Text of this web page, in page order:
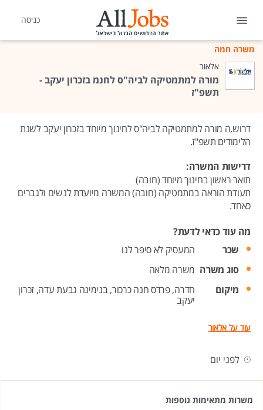
כניסה
משרה חמה
אלאור
מורה למתמטיקה לביה"ס לחנמ בזכרון יעקב -
תשפ"ז
דרוש.ה מורה למתמטיקה לביה"ס לחינוך מיוחד בזכרון יעקב לשנת
הלימודים תשפ"ז.
דרישות המשרה:
תואר ראשון בחינוך מיוחד (חובה)
תעודת הוראה במתמטיקה (חובה) המשרה מיועדת לנשים ולגברים
כאחד.
מה עוד כדאי לדעת?
שכר
המעסיק לא סיפר לנו
סוג משרה משרה מלאה
מיקום
חדרה,פרדס חנה כרכור,בנימינה גבעת עדה,זכרון
יעקב
עוד על אלאור
לפני יום
משרות מתאימות נוספות